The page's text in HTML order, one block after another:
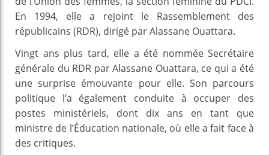
En 1994, elle a rejoint le Rassemblement des
républicains (RDR), dirigé par Alassane Ouattara.
Vingt ans plus tard, elle a été nommée Secrétaire
générale du RDR par Alassane Ouattara, ce qui a été
une surprise émouvante pour elle. Son parcours
politique l’a également conduite à occuper des
postes ministériels, dont dix ans en tant que
ministre de l’Éducation nationale, où elle a fait face à
des critiques.